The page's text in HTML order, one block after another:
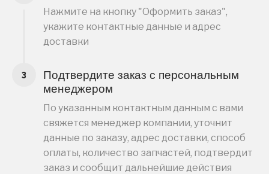
Нажмите на кнопку "Оформить заказ",
укажите контактные данные и адрес
доставки
Подтвердите заказ с персональным
менеджером
По указанным контактным данным с вами
свяжется менеджер компании, уточнит
данные по заказу, адрес доставки, способ
оплаты, количество запчастей, подтвердит
заказ и сообщит дальнейшие действия